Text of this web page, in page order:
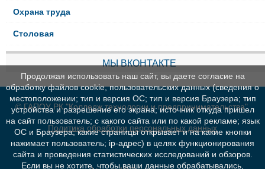
Охрана труда
Столовая
МЫ ВКОНТАКТЕ
© ГАПОУ РК "Колледж технологии и предпринимательства"
Политика обработки персональных данных
Продолжая использовать наш сайт, вы даете согласие на
обработку файлов cookie, пользовательских данных (сведения о
местоположении; тип и версия ОС; тип и версия Браузера; тип
устройства и разрешение его экрана; источник откуда пришел
на сайт пользователь; с какого сайта или по какой рекламе; язык
ОС и Браузера; какие страницы открывает и на какие кнопки
нажимает пользователь; ip-адрес) в целях функционирования
сайта и проведения статистических исследований и обзоров.
Если вы не хотите, чтобы ваши данные обрабатывались,